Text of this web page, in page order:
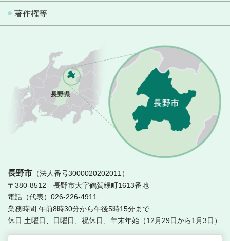
著作権等
長野市 （法人番号3000020202011）
〒380-8512 長野市大字鶴賀緑町1613番地
電話（代表）026-226-4911
業務時間 午前8時30分から午後5時15分まで
休日 土曜日、日曜日、祝休日、年末年始（12月29日から1月3日）